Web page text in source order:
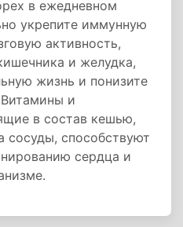
в ежедневном
укрепите иммунную
активность,
и желудка,
жизнь и понизите
и
в состав кешью,
сосуды, способствуют
сердца и